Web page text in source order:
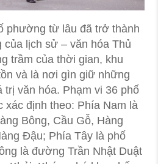
phường từ lâu đã trở thành
lịch sử – văn hóa Thủ
trầm của thời gian, khu
và là nơi gìn giữ những
trị văn hóa. Phạm vi 36 phố
định theo: Phía Nam là
Bông, Cầu Gỗ, Hàng
Đậu; Phía Tây là phố
là đường Trần Nhật Duật